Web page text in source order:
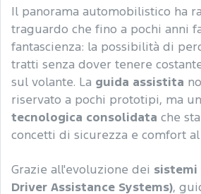
Il panorama automobilistico ha
traguardo che fino a pochi anni
fantascienza: la possibilità di
tratti senza dover tenere
sul volante. La guida assistita
riservato a pochi prototipi, ma
tecnologica consolidata che
concetti di sicurezza e comfort al
Grazie all'evoluzione dei sistemi
Driver Assistance Systems),